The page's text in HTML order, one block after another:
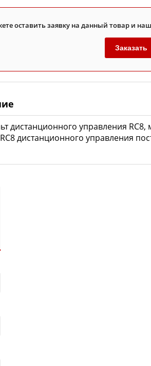
оставить заявку на данный товар и
Заказать
дистанционного управления
дистанционного управления